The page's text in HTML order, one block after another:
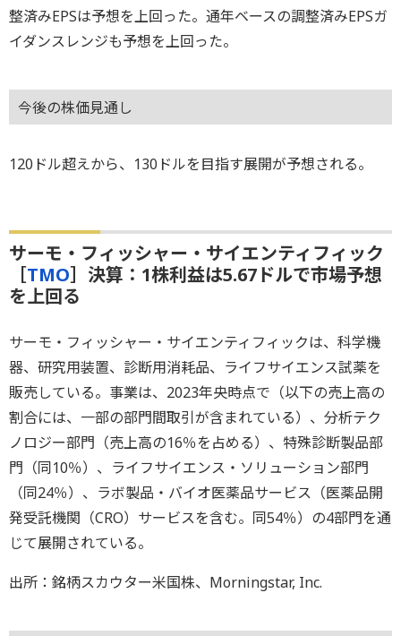
整済みEPSは予想を上回った。通年ベースの調整済みEPSガ
イダンスレンジも予想を上回った。
今後の株価見通し
120ドル超えから、130ドルを目指す展開が予想される。
サーモ・フィッシャー・サイエンティフィック
［TMO］決算：1株利益は5.67ドルで市場予想
を上回る
サーモ・フィッシャー・サイエンティフィックは、科学機
器、研究用装置、診断用消耗品、ライフサイエンス試薬を
販売している。事業は、2023年央時点で（以下の売上高の
割合には、一部の部門間取引が含まれている）、分析テク
ノロジー部門（売上高の16％を占める）、特殊診断製品部
門（同10％）、ライフサイエンス・ソリューション部門
（同24％）、ラボ製品・バイオ医薬品サービス（医薬品開
発受託機関（CRO）サービスを含む。同54％）の4部門を通
じて展開されている。
出所：銘柄スカウター米国株、Morningstar, Inc.